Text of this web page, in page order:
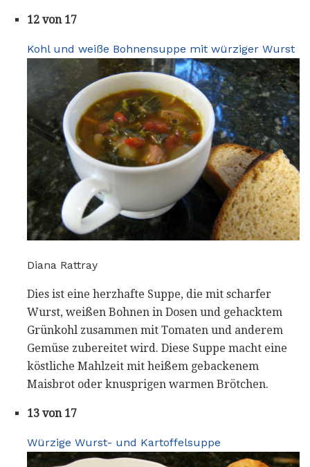
12 von 17
Kohl und weiße Bohnensuppe mit würziger Wurst
Diana Rattray
Dies ist eine herzhafte Suppe, die mit scharfer
Wurst, weißen Bohnen in Dosen und gehacktem
Grünkohl zusammen mit Tomaten und anderem
Gemüse zubereitet wird. Diese Suppe macht eine
köstliche Mahlzeit mit heißem gebackenem
Maisbrot oder knusprigen warmen Brötchen.
13 von 17
Würzige Wurst- und Kartoffelsuppe